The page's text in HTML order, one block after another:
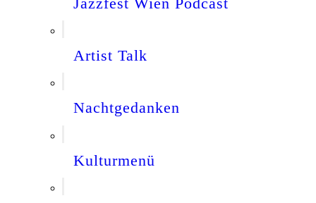
Artist Talk
Nachtgedanken
Kulturmenü